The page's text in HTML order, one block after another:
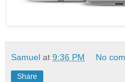
Samuel at 9:36 PM No
Share